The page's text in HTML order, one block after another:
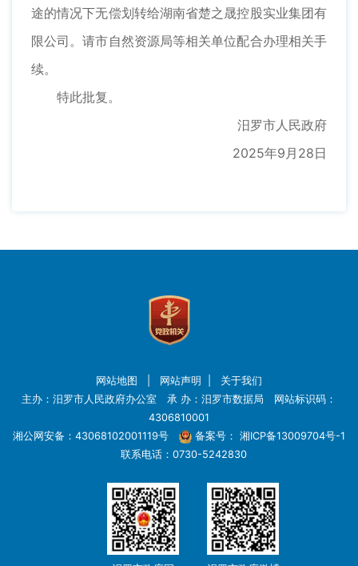
途的情况下无偿划转给湖南省楚之晟控股实业集团有
限公司。请市自然资源局等相关单位配合办理相关手
续。
特此批复。
汨罗市人民政府
2025年9月28日
网站地图 网站声明
关于我们
主办：汨罗市人民政府办公室 承 办：汨罗市数据局 网站标识码：
4306810001
湘公网安备：43068102001119号
备案号： 湘ICP备13009704号-1
联系电话：0730-5242830